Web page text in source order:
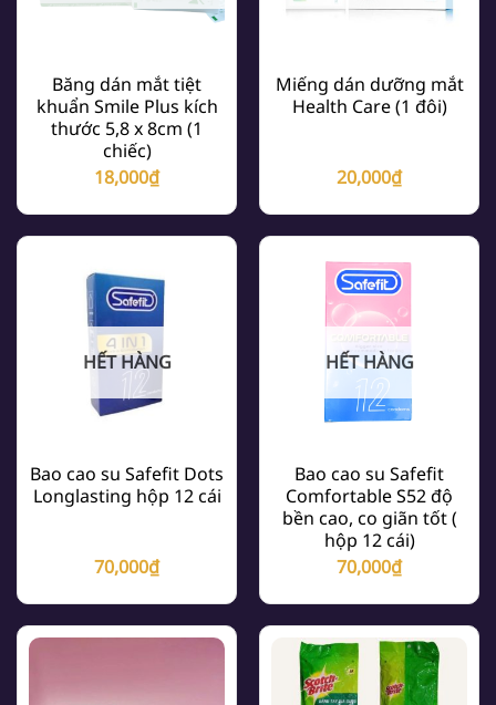
Băng dán mắt tiệt
khuẩn Smile Plus kích
thước 5,8 x 8cm (1
chiếc)
18,000₫
Miếng dán dưỡng mắt
Health Care (1 đôi)
20,000₫
HẾT HÀNG
Bao cao su Safefit Dots
Longlasting hộp 12 cái
70,000₫
HẾT HÀNG
Bao cao su Safefit
Comfortable S52 độ
bền cao, co giãn tốt (
hộp 12 cái)
70,000₫